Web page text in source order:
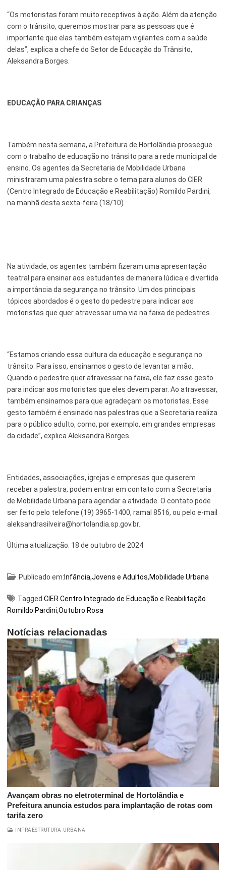
“Os motoristas foram muito receptivos à ação. Além da atenção
com o trânsito, queremos mostrar para as pessoas que é
importante que elas também estejam vigilantes com a saúde
delas”, explica a chefe do Setor de Educação do Trânsito,
Aleksandra Borges.
EDUCAÇÃO PARA CRIANÇAS
Também nesta semana, a Prefeitura de Hortolândia prossegue
com o trabalho de educação no trânsito para a rede municipal de
ensino. Os agentes da Secretaria de Mobilidade Urbana
ministraram uma palestra sobre o tema para alunos do CIER
(Centro Integrado de Educação e Reabilitação) Romildo Pardini,
na manhã desta sexta-feira (18/10).
Na atividade, os agentes também fizeram uma apresentação
teatral para ensinar aos estudantes de maneira lúdica e divertida
a importância da segurança no trânsito. Um dos principais
tópicos abordados é o gesto do pedestre para indicar aos
motoristas que quer atravessar uma via na faixa de pedestres.
“Estamos criando essa cultura da educação e segurança no
trânsito. Para isso, ensinamos o gesto de levantar a mão.
Quando o pedestre quer atravessar na faixa, ele faz esse gesto
para indicar aos motoristas que eles devem parar. Ao atravessar,
também ensinamos para que agradeçam os motoristas. Esse
gesto também é ensinado nas palestras que a Secretaria realiza
para o público adulto, como, por exemplo, em grandes empresas
da cidade”, explica Aleksandra Borges.
Entidades, associações, igrejas e empresas que quiserem
receber a palestra, podem entrar em contato com a Secretaria
de Mobilidade Urbana para agendar a atividade. O contato pode
ser feito pelo telefone (19) 3965-1400, ramal 8516, ou pelo e-mail
aleksandrasilveira@hortolandia.sp.gov.br.
Última atualização: 18 de outubro de 2024
Publicado em: Infância,Jovens e Adultos,Mobilidade Urbana
Tagged CIER Centro Integrado de Educação e Reabilitação
Romildo Pardini,Outubro Rosa
Notícias relacionadas
Avançam obras no eletroterminal de Hortolândia e
Prefeitura anuncia estudos para implantação de rotas com
tarifa zero
INFRAESTRUTURA URBANA